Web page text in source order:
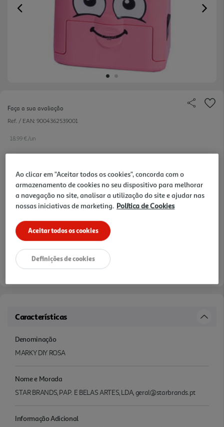
Previous
Faça a sua avaliação
Ref. / EAN: 9004362539001
18.99 €/un
18,99 €
Notas de preparação
Características
Denominação
MARKY DIY ROSA
Nome e Morada
STAR BRANDS, PAP. E BELAS ARTES, LDA, geral@starbrands.pt
Informação Adicional
Ao clicar em "Aceitar todos os cookies", concorda com o
armazenamento de cookies no seu dispositivo para melhorar
a navegação no site, analisar a utilização do site e ajudar nas
nossas iniciativas de marketing. Política de Cookies
Aceitar todos os cookies
Definições de cookies